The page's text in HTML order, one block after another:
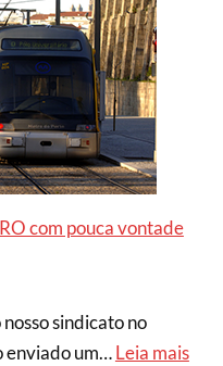
com pouca vontade
sindicato no
enviado um…Leia mais